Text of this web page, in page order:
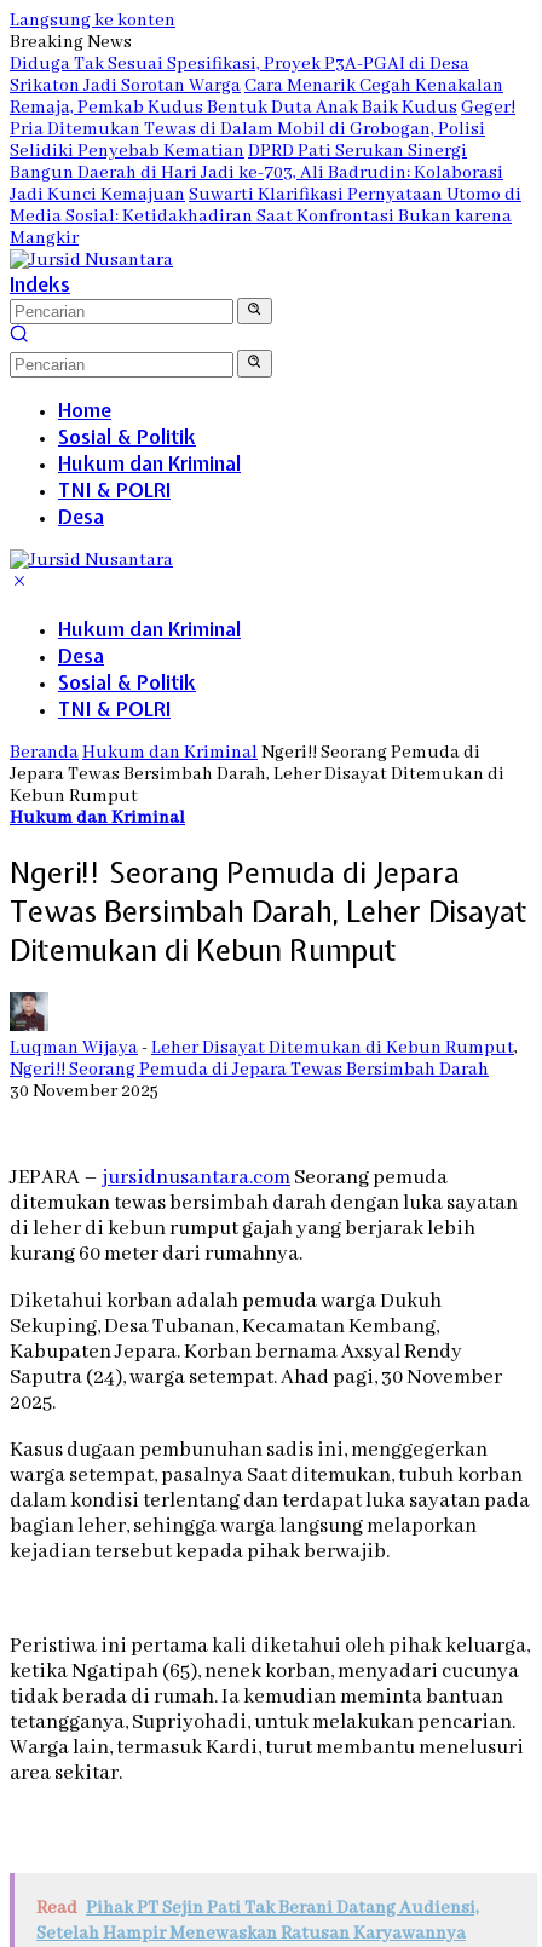
Langsung ke konten
Breaking News
Diduga Tak Sesuai Spesifikasi, Proyek P3A-PGAI di Desa
Srikaton Jadi Sorotan WargaCara Menarik Cegah Kenakalan
Remaja, Pemkab Kudus Bentuk Duta Anak Baik Kudus Geger!
Pria Ditemukan Tewas di Dalam Mobil di Grobogan, Polisi
Selidiki Penyebab Kematian DPRD Pati Serukan Sinergi
Bangun Daerah di Hari Jadi ke-703, Ali Badrudin: Kolaborasi
Jadi Kunci Kemajuan Suwarti Klarifikasi Pernyataan Utomo di
Media Sosial: Ketidakhadiran Saat Konfrontasi Bukan karena
Mangkir
Indeks
Home
Sosial & Politik
Hukum dan Kriminal
TNI & POLRI
Desa
Hukum dan Kriminal
Desa
Sosial & Politik
TNI & POLRI
BerandaHukum dan KriminalNgeri!! Seorang Pemuda di
Jepara Tewas Bersimbah Darah, Leher Disayat Ditemukan di
Kebun Rumput
Hukum dan Kriminal
Ngeri!! Seorang Pemuda di Jepara
Tewas Bersimbah Darah, Leher Disayat
Ditemukan di Kebun Rumput
Luqman Wijaya-Leher Disayat Ditemukan di Kebun Rumput,
Ngeri!! Seorang Pemuda di Jepara Tewas Bersimbah Darah
30 November 2025
JEPARA –jursidnusantara.comSeorang pemuda
ditemukan tewas bersimbah darah dengan luka sayatan
di leher di kebun rumput gajah yang berjarak lebih
kurang 60 meter dari rumahnya.
Diketahui korban adalah pemuda warga Dukuh
Sekuping, Desa Tubanan, Kecamatan Kembang,
Kabupaten Jepara. Korban bernama Axsyal Rendy
Saputra (24), warga setempat. Ahad pagi, 30 November
2025.
Kasus dugaan pembunuhan sadis ini, menggegerkan
warga setempat, pasalnya Saat ditemukan, tubuh korban
dalam kondisi terlentang dan terdapat luka sayatan pada
bagian leher, sehingga warga langsung melaporkan
kejadian tersebut kepada pihak berwajib.
Peristiwa ini pertama kali diketahui oleh pihak keluarga,
ketika Ngatipah (65), nenek korban, menyadari cucunya
tidak berada di rumah. Ia kemudian meminta bantuan
tetangganya, Supriyohadi, untuk melakukan pencarian.
Warga lain, termasuk Kardi, turut membantu menelusuri
area sekitar.
Read Pihak PT Sejin Pati Tak Berani Datang Audiensi,
Setelah Hampir Menewaskan Ratusan Karyawannya